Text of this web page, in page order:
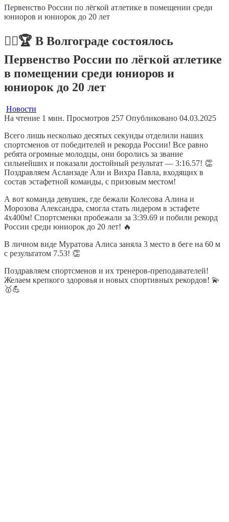
Первенство России по лёгкой атлетике в помещении среди
юниоров и юниорок до 20 лет
🏃‍♂️🏆 В Волгограде состоялось
Первенство России по лёгкой атлетике
в помещении среди юниоров и
юниорок до 20 лет
Новости
На чтение 1 мин. Просмотров 257 Опубликовано 04.03.2025
Всего лишь несколько десятых секунды отделили наших
спортсменов от победителей и рекорда России! Все равно
ребята огромные молодцы, они боролись за звание
сильнейших и показали достойный результат — 3:16.57! 👏
Поздравляем Асланзаде Али и Вихра Павла, входящих в
состав эстафетной команды, с призовым местом!
А вот команда девушек, где бежали Колесова Алина и
Морозова Александра, смогла стать лидером в эстафете
4х400м! Спортсменки пробежали за 3:39.69 и побили рекорд
России среди юниорок до 20 лет! 🔥
В личном виде Муратова Алиса заняла 3 место в беге на 60 м
с результатом 7.53! 👏
Поздравляем спортсменов и их тренеров-преподавателей!
Желаем крепкого здоровья и новых спортивных рекордов! 💫
🥇💪